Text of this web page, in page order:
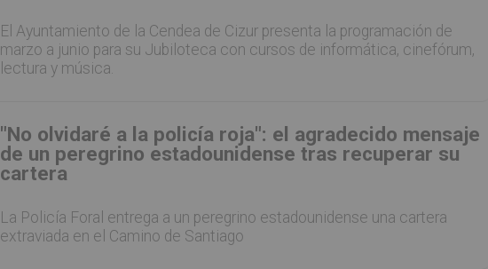
El Ayuntamiento de la Cendea de Cizur presenta la programación de
marzo a junio para su Jubiloteca con cursos de informática, cinefórum,
lectura y música.
"No olvidaré a la policía roja": el agradecido mensaje
de un peregrino estadounidense tras recuperar su
cartera
La Policía Foral entrega a un peregrino estadounidense una cartera
extraviada en el Camino de Santiago